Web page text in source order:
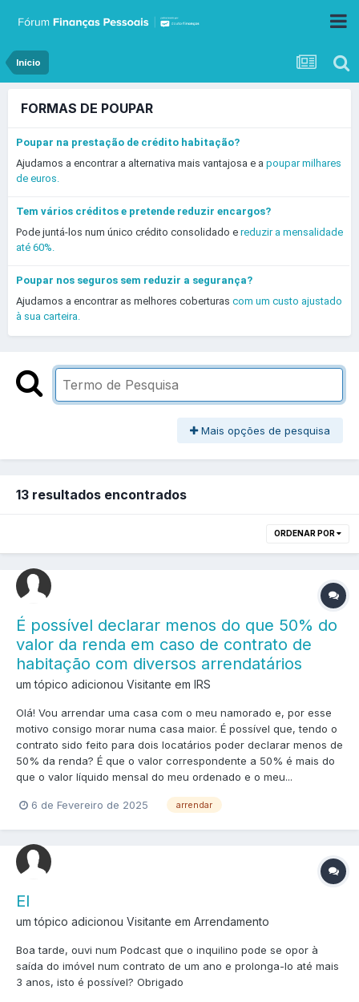
Início
FORMAS DE POUPAR
Poupar na prestação de crédito habitação?
Ajudamos a encontrar a alternativa mais vantajosa e a poupar milhares
de euros.
Tem vários créditos e pretende reduzir encargos?
Pode juntá-los num único crédito consolidado e reduzir a mensalidade
até 60%.
Poupar nos seguros sem reduzir a segurança?
Ajudamos a encontrar as melhores coberturas com um custo ajustado
à sua carteira.
Mais opções de pesquisa
13 resultados encontrados
ORDENAR POR
É possível declarar menos do que 50% do
valor da renda em caso de contrato de
habitação com diversos arrendatários
um tópico adicionou Visitante em IRS
Olá! Vou arrendar uma casa com o meu namorado e, por esse
motivo consigo morar numa casa maior. É possível que, tendo o
contrato sido feito para dois locatários poder declarar menos de
50% da renda? É que o valor correspondente a 50% é mais do
que o valor líquido mensal do meu ordenado e o meu...
6 de Fevereiro de 2025 arrendar
El
um tópico adicionou Visitante em Arrendamento
Boa tarde, ouvi num Podcast que o inquilino pode se opor à
saída do imóvel num contrato de um ano e prolonga-lo até mais
3 anos, isto é possível? Obrigado